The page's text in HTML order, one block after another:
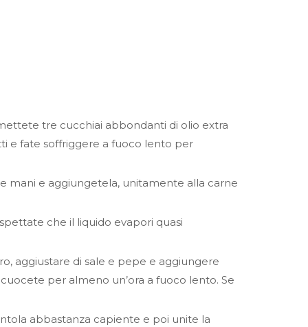
tre cucchiai abbondanti di olio extra
e fate soffriggere a fuoco lento per
mani e aggiungetela, unitamente alla carne
che il liquido evapori quasi
aggiustare di sale e pepe e aggiungere
per almeno un’ora a fuoco lento. Se
abbastanza capiente e poi unite la